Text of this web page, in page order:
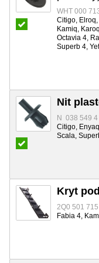
WHT 000
Citigo,
Kamiq,
Octavia 4,
Superb 4,
Nit
N 038 549 4
Citigo,
Scala,
Kryt
2Q0 501
Fabia 4,